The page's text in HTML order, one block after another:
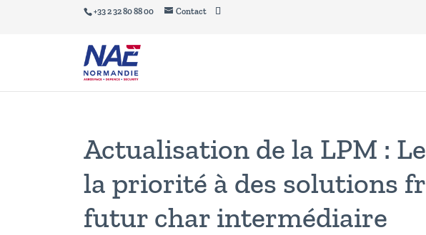
+33 2 32 80 88 00 Contact
Actualisation de la LPM :
la priorité à des solutions
futur char intermédiaire